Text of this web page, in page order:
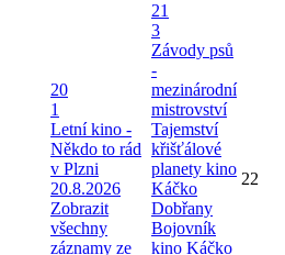
20
1
Letní kino -
Někdo to rád
v Plzni
20.8.2026
Zobrazit
všechny
záznamy ze
21
3
Závody psů
-
mezinárodní
mistrovství
Tajemství
křišťálové
planety kino
Káčko
Dobřany
Bojovník
kino Káčko
22